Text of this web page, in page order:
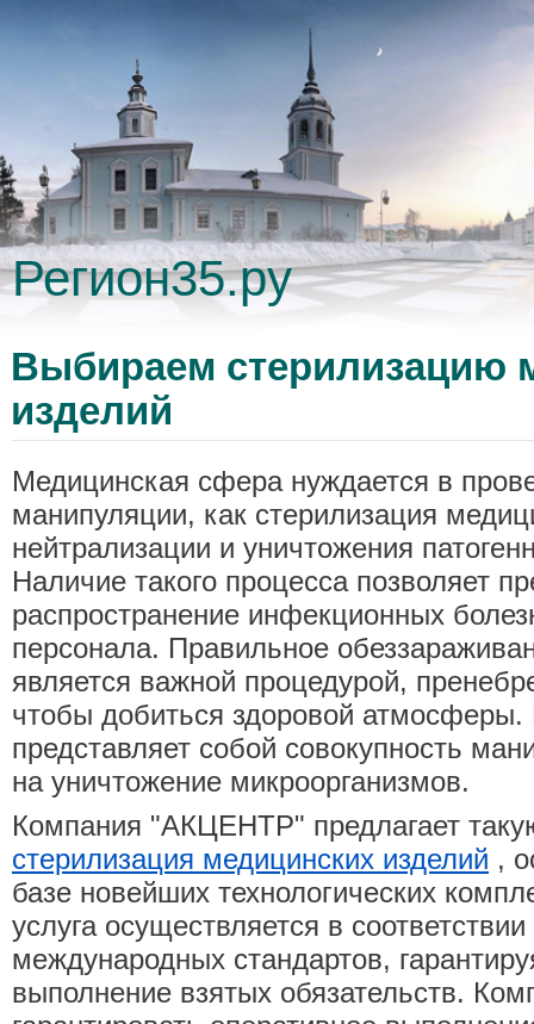
Регион35.ру
Выбираем стерилизацию
изделий
Медицинская сфера нуждается в
манипуляции, как стерилизация
нейтрализации и уничтожения
Наличие такого процесса позволяет
распространение инфекционных
персонала. Правильное
является важной процедурой,
чтобы добиться здоровой
представляет собой совокупность
на уничтожение микроорганизмов.
Компания "АКЦЕНТР" предлагает
стерилизация медицинских изделий ,
базе новейших технологических
услуга осуществляется в
международных стандартов,
выполнение взятых обязательств.